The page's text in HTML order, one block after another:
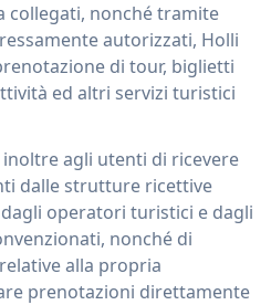
collegati, nonché tramite
autorizzati, Holli
di tour, biglietti
ed altri servizi turistici
agli utenti di ricevere
dalle strutture ricettive
operatori turistici e dagli
nonché di
alla propria
prenotazioni direttamente